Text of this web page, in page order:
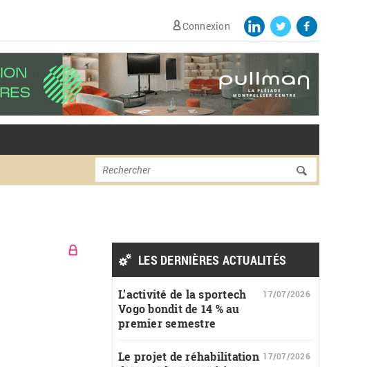
Connexion
Formulaire de
Rechercher
LES DERNIÈRES ACTUALITÉS
L’activité de la sportech
Vogo bondit de 14 % au
premier semestre
17/07/2026
Le projet de réhabilitation 17/07/2026